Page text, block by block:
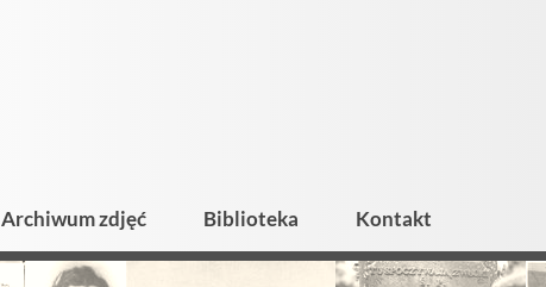
Archiwum zdjęć Biblioteka Kontakt